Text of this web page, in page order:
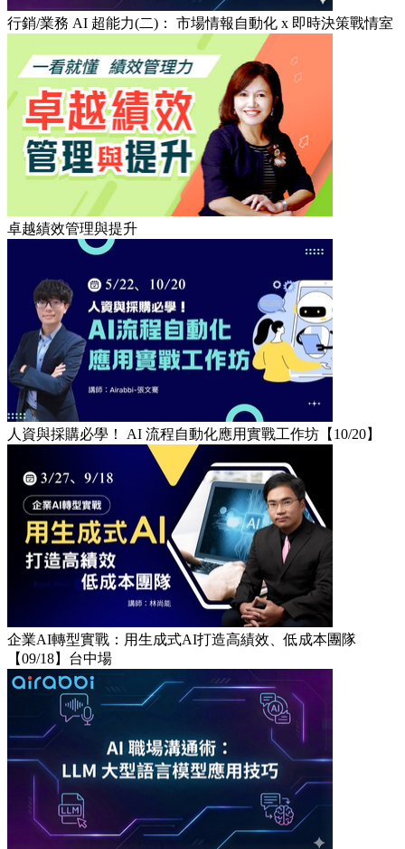
行銷/業務 AI 超能力(二)： 市場情報自動化 x 即時決策戰情室
卓越績效管理與提升
人資與採購必學！ AI 流程自動化應用實戰工作坊【10/20】
企業AI轉型實戰：用生成式AI打造高績效、低成本團隊
【09/18】台中場